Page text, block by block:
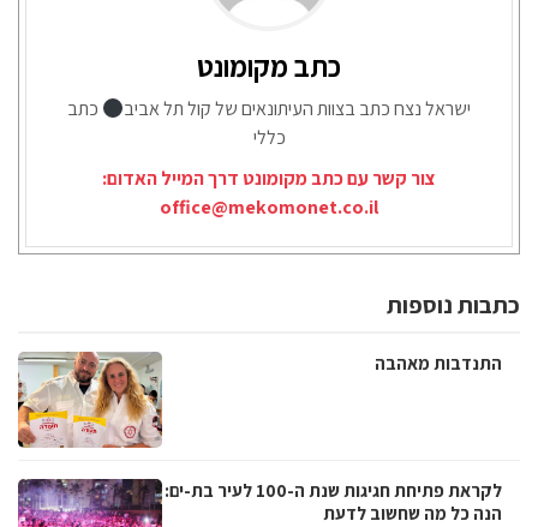
כתב מקומונט
ישראל נצח כתב בצוות העיתונאים של קול תל אביב
כתב
כללי
צור קשר עם כתב מקומונט דרך המייל האדום:
office@mekomonet.co.il
כתבות נוספות
התנדבות מאהבה
לקראת פתיחת חגיגות שנת ה-100 לעיר בת-ים:
הנה כל מה שחשוב לדעת